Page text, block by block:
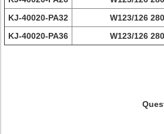
KJ-40020-PA32
W123/126
KJ-40020-PA36
W123/126